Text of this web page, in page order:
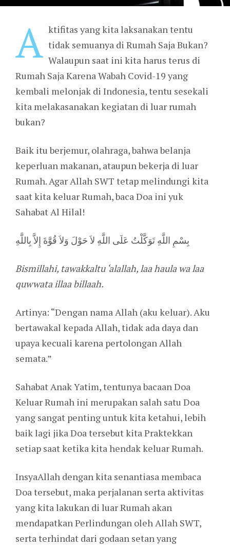
A ktifitas yang kita laksanakan tentu
tidak semuanya di Rumah Saja Bukan?
Walaupun saat ini kita harus terus di
Rumah Saja Karena Wabah Covid-19 yang
kembali melonjak di Indonesia, tentu sesekali
kita melakasanakan kegiatan di luar rumah
bukan?
Baik itu berjemur, olahraga, bahwa belanja
keperluan makanan, ataupun bekerja di luar
Rumah. Agar Allah SWT tetap melindungi kita
saat kita keluar Rumah, baca Doa ini yuk
Sahabat Al Hilal!
بِسْمِ اللَّهِ تَوَكَّلْتُ عَلَى اللَّهِ لاَ حَوْلَ وَلاَ قُوَّةَ إِلاَّ بِاللَّهِ
Bismillahi, tawakkaltu ‘alallah, laa haula wa laa
quwwata illaa billaah.
Artinya: “Dengan nama Allah (aku keluar). Aku
bertawakal kepada Allah, tidak ada daya dan
upaya kecuali karena pertolongan Allah
semata.”
Sahabat Anak Yatim, tentunya bacaan Doa
Keluar Rumah ini merupakan salah satu Doa
yang sangat penting untuk kita ketahui, lebih
baik lagi jika Doa tersebut kita Praktekkan
setiap saat ketika kita hendak keluar Rumah.
InsyaAllah dengan kita senantiasa membaca
Doa tersebut, maka perjalanan serta aktivitas
yang kita lakukan di luar Rumah akan
mendapatkan Perlindungan oleh Allah SWT,
serta terhindat dari godaan setan yang